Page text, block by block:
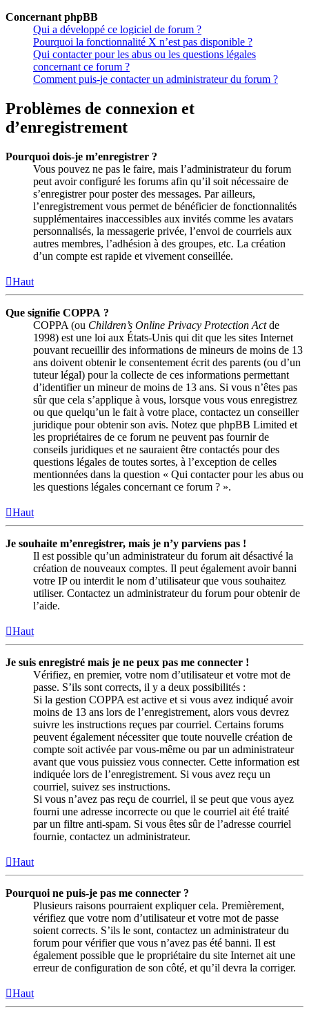
Concernant phpBB
Qui a développé ce logiciel de forum ?
Pourquoi la fonctionnalité X n’est pas disponible ?
Qui contacter pour les abus ou les questions légales
concernant ce forum ?
Comment puis-je contacter un administrateur du forum ?
Problèmes de connexion et
d’enregistrement
Pourquoi dois-je m’enregistrer ?
Vous pouvez ne pas le faire, mais l’administrateur du forum
peut avoir configuré les forums afin qu’il soit nécessaire de
s’enregistrer pour poster des messages. Par ailleurs,
l’enregistrement vous permet de bénéficier de fonctionnalités
supplémentaires inaccessibles aux invités comme les avatars
personnalisés, la messagerie privée, l’envoi de courriels aux
autres membres, l’adhésion à des groupes, etc. La création
d’un compte est rapide et vivement conseillée.
Haut
Que signifie COPPA ?
COPPA (ou Children’s Online Privacy Protection Actde
1998) est une loi aux États-Unis qui dit que les sites Internet
pouvant recueillir des informations de mineurs de moins de 13
ans doivent obtenir le consentement écrit des parents (ou d’un
tuteur légal) pour la collecte de ces informations permettant
d’identifier un mineur de moins de 13 ans. Si vous n’êtes pas
sûr que cela s’applique à vous, lorsque vous vous enregistrez
ou que quelqu’un le fait à votre place, contactez un conseiller
juridique pour obtenir son avis. Notez que phpBB Limited et
les propriétaires de ce forum ne peuvent pas fournir de
conseils juridiques et ne sauraient être contactés pour des
questions légales de toutes sortes, à l’exception de celles
mentionnées dans la question « Qui contacter pour les abus ou
les questions légales concernant ce forum ? ».
Haut
Je souhaite m’enregistrer, mais je n’y parviens pas !
Il est possible qu’un administrateur du forum ait désactivé la
création de nouveaux comptes. Il peut également avoir banni
votre IP ou interdit le nom d’utilisateur que vous souhaitez
utiliser. Contactez un administrateur du forum pour obtenir de
l’aide.
Haut
Je suis enregistré mais je ne peux pas me connecter !
Vérifiez, en premier, votre nom d’utilisateur et votre mot de
passe. S’ils sont corrects, il y a deux possibilités :
Si la gestion COPPA est active et si vous avez indiqué avoir
moins de 13 ans lors de l’enregistrement, alors vous devrez
suivre les instructions reçues par courriel. Certains forums
peuvent également nécessiter que toute nouvelle création de
compte soit activée par vous-même ou par un administrateur
avant que vous puissiez vous connecter. Cette information est
indiquée lors de l’enregistrement. Si vous avez reçu un
courriel, suivez ses instructions.
Si vous n’avez pas reçu de courriel, il se peut que vous ayez
fourni une adresse incorrecte ou que le courriel ait été traité
par un filtre anti-spam. Si vous êtes sûr de l’adresse courriel
fournie, contactez un administrateur.
Haut
Pourquoi ne puis-je pas me connecter ?
Plusieurs raisons pourraient expliquer cela. Premièrement,
vérifiez que votre nom d’utilisateur et votre mot de passe
soient corrects. S’ils le sont, contactez un administrateur du
forum pour vérifier que vous n’avez pas été banni. Il est
également possible que le propriétaire du site Internet ait une
erreur de configuration de son côté, et qu’il devra la corriger.
Haut